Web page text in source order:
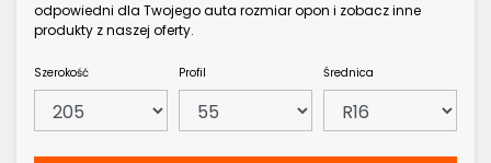
odpowiedni dla Twojego auta rozmiar opon i zobacz inne
produkty z naszej oferty.
Szerokość Profil Średnica